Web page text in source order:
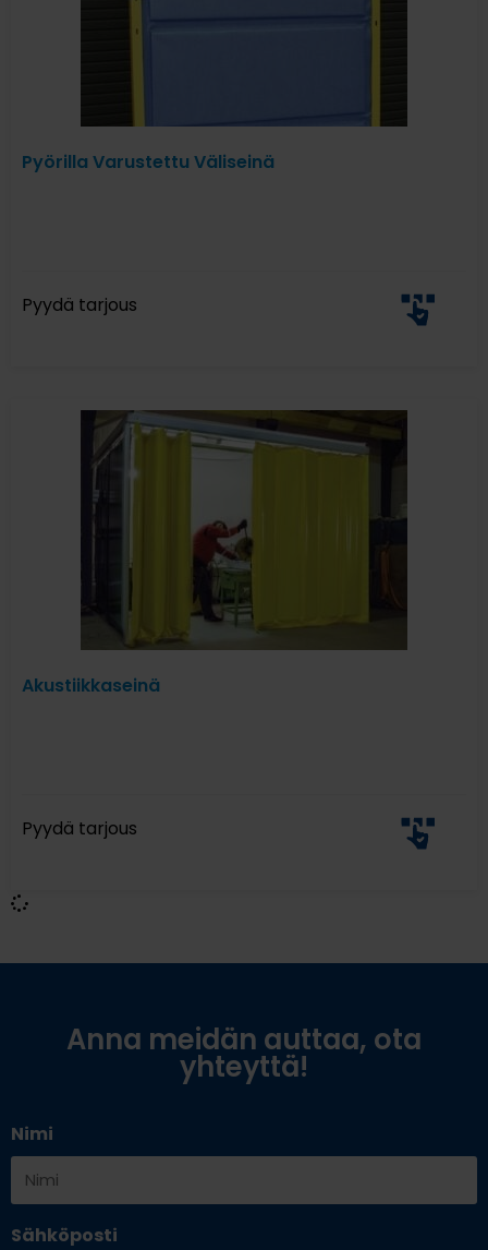
Pyörilla Varustettu Väliseinä
Pyydä tarjous
Akustiikkaseinä
Pyydä tarjous
Anna meidän auttaa, ota
yhteyttä!
Nimi
Sähköposti